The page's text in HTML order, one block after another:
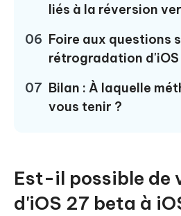
liés à la réversion
06 Foire aux questions
rétrogradation d'iOS
07 Bilan : À laquelle
vous tenir ?
Est-il possible de
d'iOS 27 beta à